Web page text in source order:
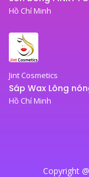
Hồ Chí Minh
Jint Cosmetics
Sáp Wax Lông
Hồ Chí Minh
Copyright